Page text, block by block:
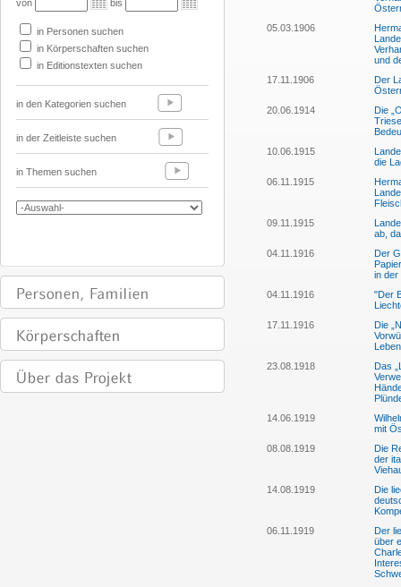
von bis
in Personen suchen
in Körperschaften suchen
in Editionstexten suchen
in den Kategorien suchen
in der Zeitleiste suchen
in Themen suchen
05.03.1906
und
17.11.1906
Der
20.06.1914
Die
10.06.1915
die
06.11.1915
09.11.1915
ab,
04.11.1916
Der
in der
04.11.1916
"Der
17.11.1916
Die
23.08.1918
Das
14.06.1919
mit
08.08.1919
Die
der
14.08.1919
Die
06.11.1919
Der
über